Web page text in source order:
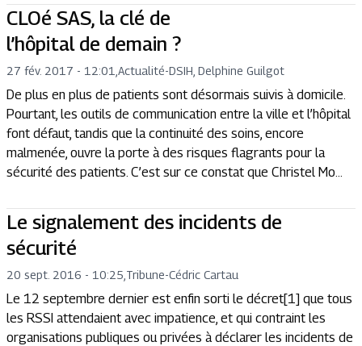
CLOé SAS, la clé de
l’hôpital de demain ?
27 fév. 2017 - 12:01 Actualité-DSIH, Delphine Guilgot
De plus en plus de patients sont désormais suivis à domicile.
Pourtant, les outils de communication entre la ville et l’hôpital
font défaut, tandis que la continuité des soins, encore
malmenée, ouvre la porte à des risques flagrants pour la
sécurité des patients. C’est sur ce constat que Christel Mo...
Le signalement des incidents de
sécurité
20 sept. 2016 - 10:25 Tribune-Cédric Cartau
Le 12 septembre dernier est enfin sorti le décret[1] que tous
les RSSI attendaient avec impatience, et qui contraint les
organisations publiques ou privées à déclarer les incidents de